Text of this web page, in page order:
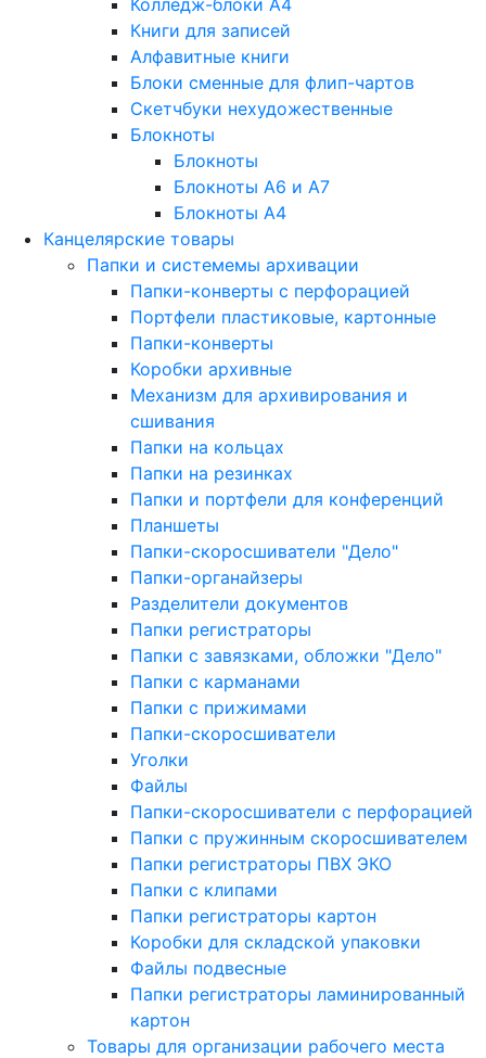
Колледж-блоки А4
Книги для записей
Алфавитные книги
Блоки сменные для флип-чартов
Скетчбуки нехудожественные
Блокноты
Блокноты
Блокноты A6 и A7
Блокноты A4
Канцелярские товары
Папки и системемы архивации
Папки-конверты с перфорацией
Портфели пластиковые, картонные
Папки-конверты
Коробки архивные
Механизм для архивирования и
сшивания
Папки на кольцах
Папки на резинках
Папки и портфели для конференций
Планшеты
Папки-скоросшиватели "Дело"
Папки-органайзеры
Разделители документов
Папки регистраторы
Папки с завязками, обложки "Дело"
Папки с карманами
Папки с прижимами
Папки-скоросшиватели
Уголки
Файлы
Папки-скоросшиватели с перфорацией
Папки с пружинным скоросшивателем
Папки регистраторы ПВХ ЭКО
Папки с клипами
Папки регистраторы картон
Коробки для складской упаковки
Файлы подвесные
Папки регистраторы ламинированный
картон
Товары для организации рабочего места